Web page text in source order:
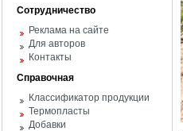
Сотрудничество
Реклама на сайте
Для авторов
Контакты
Справочная
Классификатор продукции
Термопласты
Добавки